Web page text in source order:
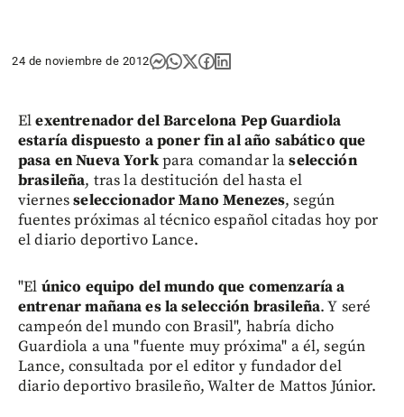
24 de noviembre de 2012
Elexentrenador del Barcelona Pep Guardiola
estaría dispuesto a poner fin al año sabático que
pasa en Nueva Yorkpara comandar laselección
brasileña, tras la destitución del hasta el
viernesseleccionador Mano Menezes, según
fuentes próximas al técnico español citadas hoy por
el diario deportivo Lance.
"El único equipo del mundo que comenzaría a
entrenar mañana es la selección brasileña. Y seré
campeón del mundo con Brasil", habría dicho
Guardiola a una "fuente muy próxima" a él, según
Lance, consultada por el editor y fundador del
diario deportivo brasileño, Walter de Mattos Júnior.